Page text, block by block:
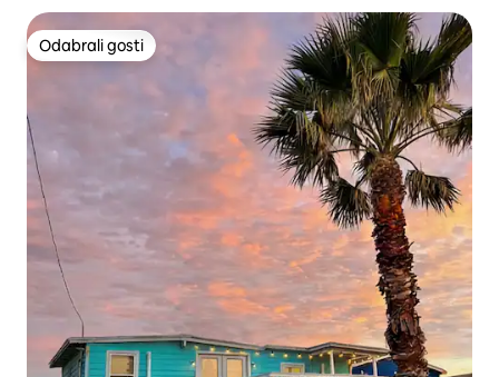
Odabrali gosti
Odabrali gosti